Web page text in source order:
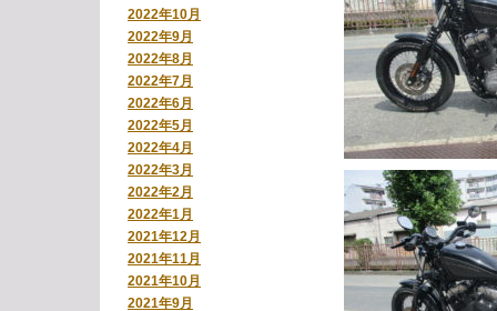
2022年10月
2022年9月
2022年8月
2022年7月
2022年6月
2022年5月
2022年4月
2022年3月
2022年2月
2022年1月
2021年12月
2021年11月
2021年10月
2021年9月